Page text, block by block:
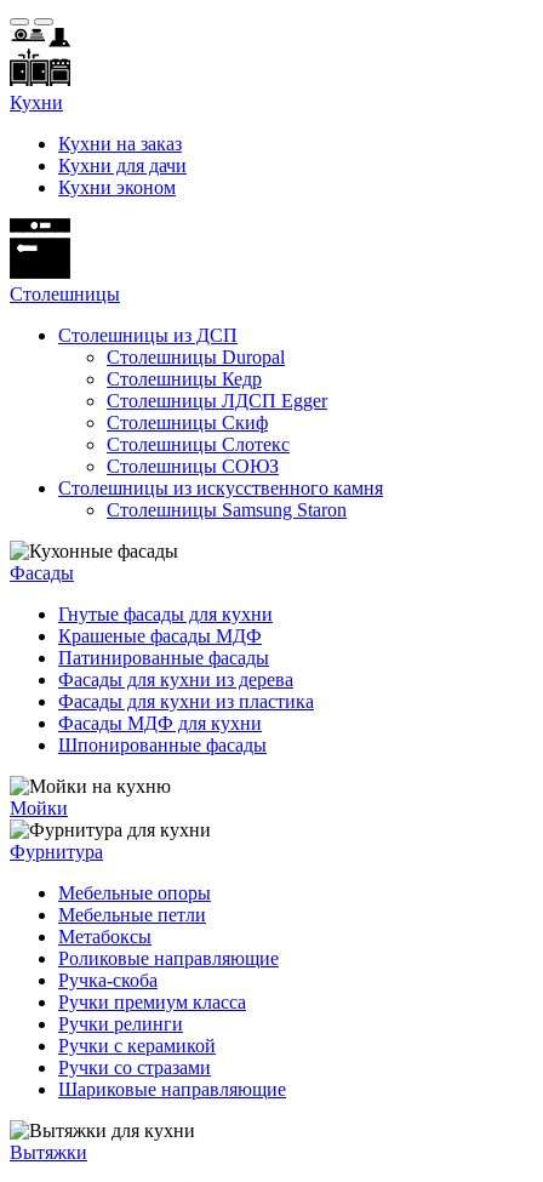
Кухни
Кухни на заказ
Кухни для дачи
Кухни эконом
Cтолешницы
Столешницы из ДСП
Столешницы Duropal
Столешницы Кедр
Столешницы ЛДСП Egger
Столешницы Скиф
Столешницы Слотекс
Столешницы СОЮЗ
Столешницы из искусственного камня
Столешницы Samsung Staron
Фасады
Гнутые фасады для кухни
Крашеные фасады МДФ
Патинированные фасады
Фасады для кухни из дерева
Фасады для кухни из пластика
Фасады МДФ для кухни
Шпонированные фасады
Мойки
Фурнитура
Мебельные опоры
Мебельные петли
Метабоксы
Роликовые направляющие
Ручка-скоба
Ручки премиум класса
Ручки релинги
Ручки с керамикой
Ручки со стразами
Шариковые направляющие
Вытяжки